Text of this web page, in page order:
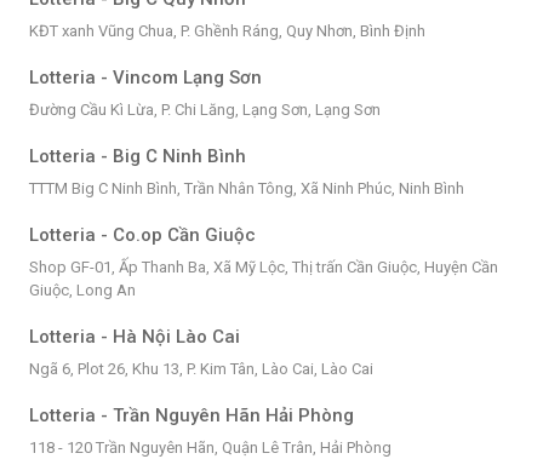
KĐT xanh Vũng Chua, P. Ghềnh Ráng, Quy Nhơn, Bình Định
Lotteria - Vincom Lạng Sơn
Đường Cầu Kì Lừa, P. Chi Lăng, Lạng Sơn, Lạng Sơn
Lotteria - Big C Ninh Bình
TTTM Big C Ninh Bình, Trần Nhân Tông, Xã Ninh Phúc, Ninh Bình
Lotteria - Co.op Cần Giuộc
Shop GF-01, Ấp Thanh Ba, Xã Mỹ Lộc, Thị trấn Cần Giuộc, Huyện Cần
Giuộc, Long An
Lotteria - Hà Nội Lào Cai
Ngã 6, Plot 26, Khu 13, P. Kim Tân, Lào Cai, Lào Cai
Lotteria - Trần Nguyên Hãn Hải Phòng
118 - 120 Trần Nguyên Hãn, Quận Lê Trân, Hải Phòng